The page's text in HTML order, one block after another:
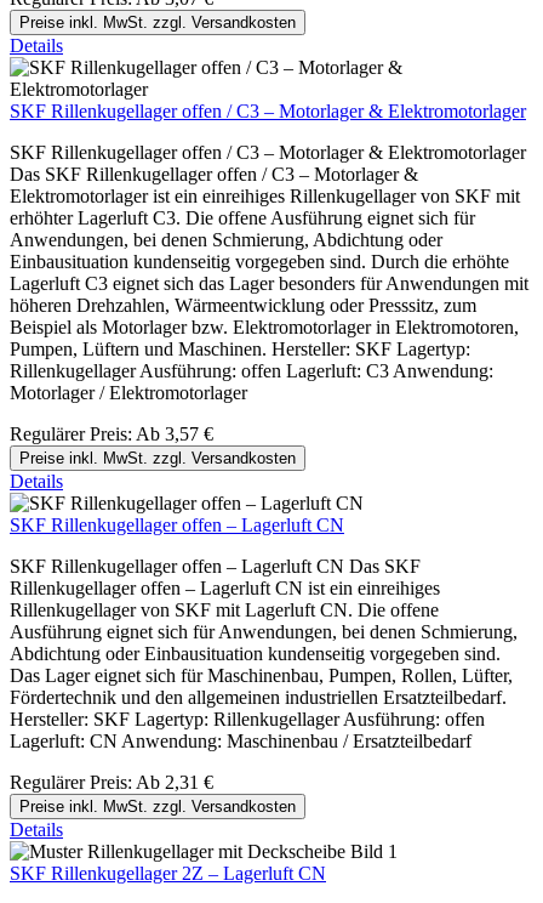
Preise inkl. MwSt. zzgl. Versandkosten
Details
SKF Rillenkugellager offen / C3 – Motorlager & Elektromotorlager
SKF Rillenkugellager offen / C3 – Motorlager & Elektromotorlager
Das SKF Rillenkugellager offen / C3 – Motorlager &
Elektromotorlager ist ein einreihiges Rillenkugellager von SKF mit
erhöhter Lagerluft C3. Die offene Ausführung eignet sich für
Anwendungen, bei denen Schmierung, Abdichtung oder
Einbausituation kundenseitig vorgegeben sind. Durch die erhöhte
Lagerluft C3 eignet sich das Lager besonders für Anwendungen mit
höheren Drehzahlen, Wärmeentwicklung oder Presssitz, zum
Beispiel als Motorlager bzw. Elektromotorlager in Elektromotoren,
Pumpen, Lüftern und Maschinen. Hersteller: SKF Lagertyp:
Rillenkugellager Ausführung: offen Lagerluft: C3 Anwendung:
Motorlager / Elektromotorlager
Regulärer Preis: Ab 3,57 €
Preise inkl. MwSt. zzgl. Versandkosten
Details
SKF Rillenkugellager offen – Lagerluft CN
SKF Rillenkugellager offen – Lagerluft CN Das SKF
Rillenkugellager offen – Lagerluft CN ist ein einreihiges
Rillenkugellager von SKF mit Lagerluft CN. Die offene
Ausführung eignet sich für Anwendungen, bei denen Schmierung,
Abdichtung oder Einbausituation kundenseitig vorgegeben sind.
Das Lager eignet sich für Maschinenbau, Pumpen, Rollen, Lüfter,
Fördertechnik und den allgemeinen industriellen Ersatzteilbedarf.
Hersteller: SKF Lagertyp: Rillenkugellager Ausführung: offen
Lagerluft: CN Anwendung: Maschinenbau / Ersatzteilbedarf
Regulärer Preis: Ab 2,31 €
Preise inkl. MwSt. zzgl. Versandkosten
Details
SKF Rillenkugellager 2Z – Lagerluft CN